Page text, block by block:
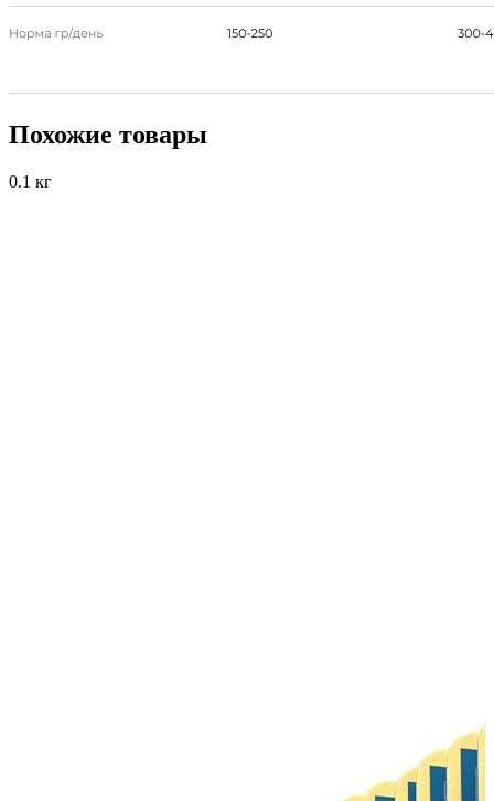
Похожие товары
0.1 кг